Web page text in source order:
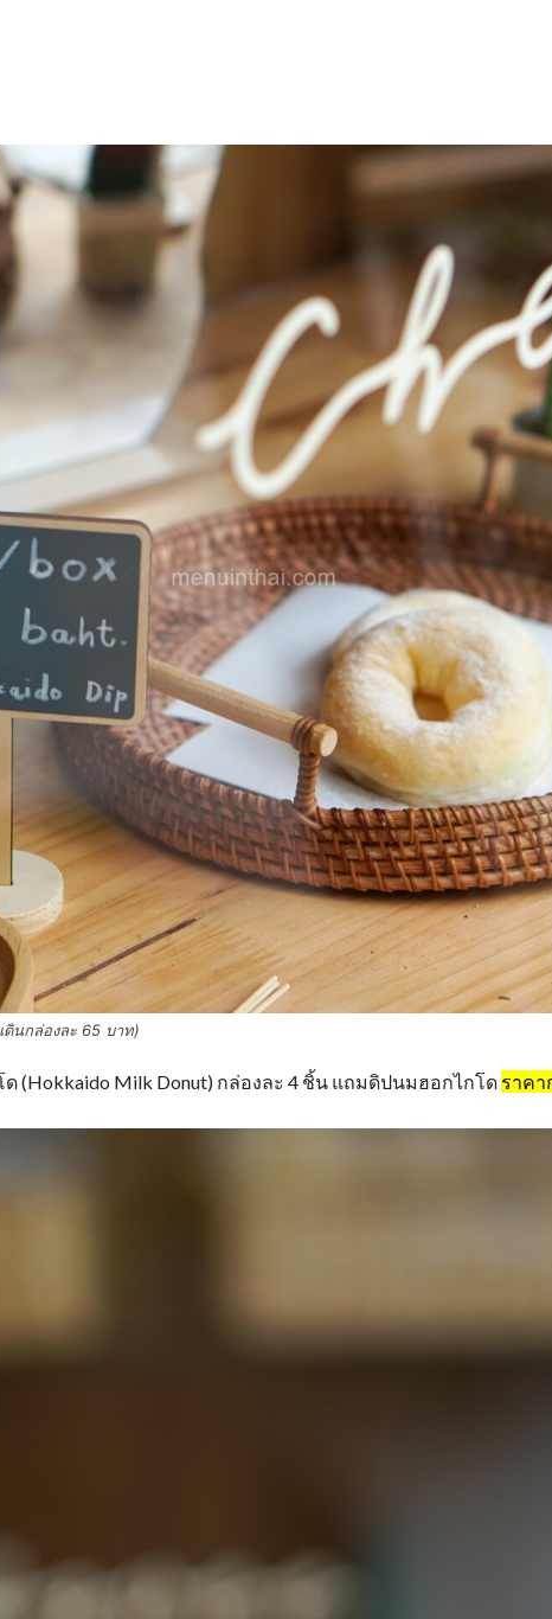
นกล่องละ 65 บาท)
(Hokkaido Milk Donut) กล่องละ 4 ชิ้น แถมดิปนมฮอกไกโด ราคา